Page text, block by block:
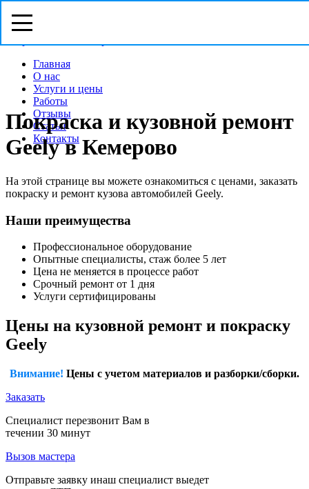
Режим работы: с Пн-Вс (09
Главная
О нас
Услуги и цены
Работы
Отзывы
Статьи
Контакты
Покраска и кузовной ремонт
Geely в Кемерово
На этой странице вы можете ознакомиться с ценами, заказать
покраску и ремонт кузова автомобилей Geely.
Наши преимущества
Профессиональное оборудование
Опытные специалисты, стаж более 5 лет
Цена не меняется в процессе работ
Срочный ремонт от 1 дня
Услуги сертифицированы
Цены на кузовной ремонт и покраску
Geely
Внимание! Цены с учетом материалов и разборки/сборки.
Заказать
Специалист перезвонит Вам в
течении 30 минут
Вызов мастера
Отправьте заявку инаш специалист выедет